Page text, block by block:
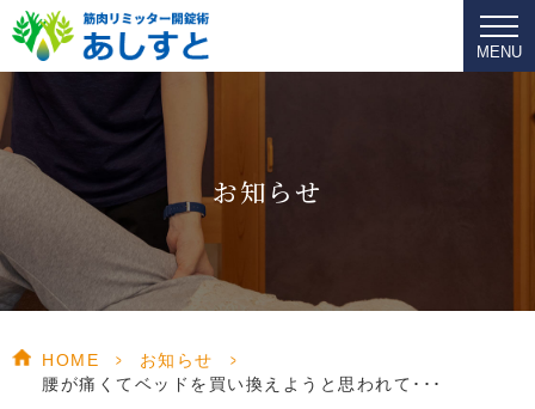
MENU
お知らせ
HOME > お知らせ
>
腰が痛くてベッドを買い換えようと思われて･･･